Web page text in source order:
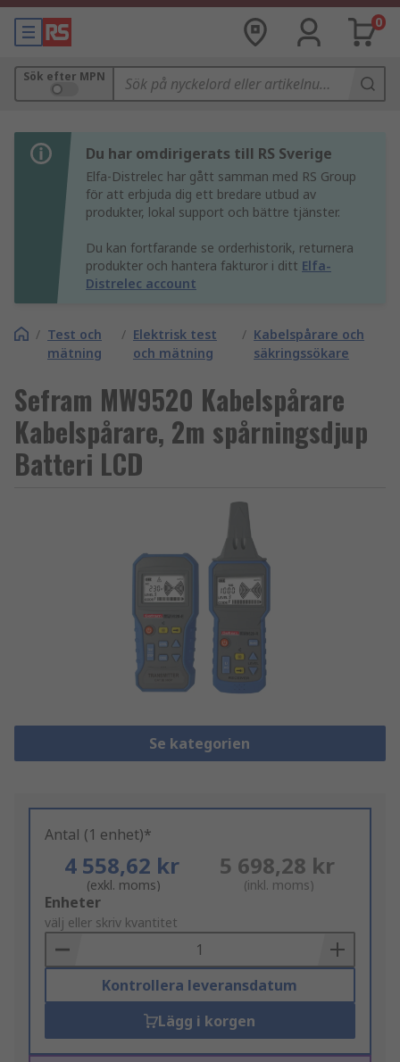
0
Sök efter MPN
Du har omdirigerats till RS Sverige
Elfa-Distrelec har gått samman med RS Group
för att erbjuda dig ett bredare utbud av
produkter, lokal support och bättre tjänster.
Du kan fortfarande se orderhistorik, returnera
produkter och hantera fakturor i ditt Elfa-
Distrelec account
/ Test och
mätning
/ Elektrisk test
och mätning
/ Kabelspårare och
säkringssökare
Sefram MW9520 Kabelspårare
Kabelspårare, 2m spårningsdjup
Batteri LCD
Se kategorien
Antal (1 enhet)*
4 558,62 kr
(exkl. moms)
5 698,28 kr
(inkl. moms)
Add
to
Basket
Enheter
välj eller skriv kvantitet
Kontrollera leveransdatum
Lägg i korgen